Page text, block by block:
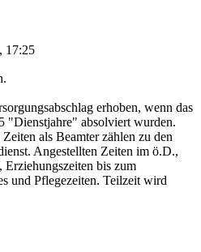
17:25
erhoben, wenn das
"Dienstjahre" absolviert wurden.
als Beamter zählen zu den
Angestellten Zeiten im ö.D.,
bis zum
und Pflegezeiten. Teilzeit wird